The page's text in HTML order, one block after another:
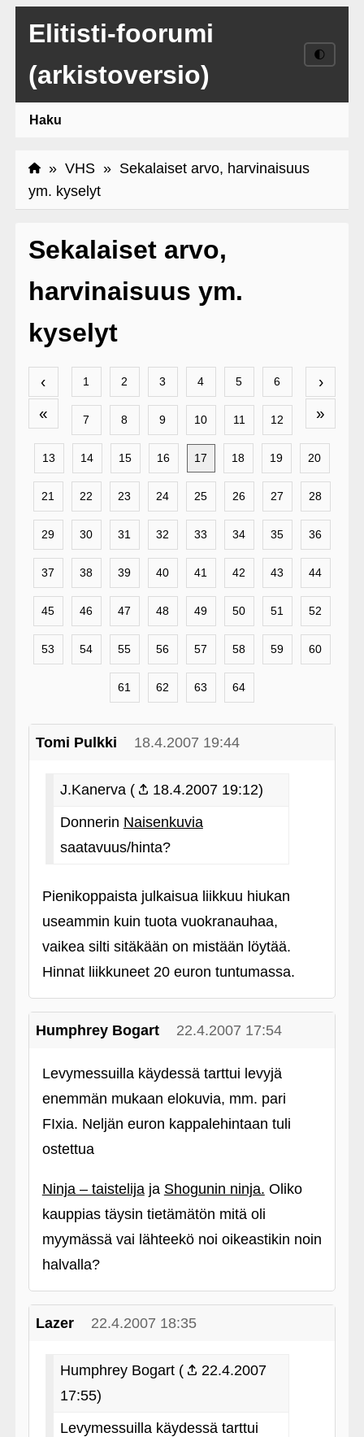
Elitisti-foorumi
(arkistoversio)
🌓
Haku
» VHS» Sekalaiset arvo, harvinaisuus
ym. kyselyt
Sekalaiset arvo,
harvinaisuus ym.
kyselyt
‹
«
›
»
1 2 3 4 5 6
7 8 9 10 11 12
13 14 15 16 17 18 19 20
21 22 23 24 25 26 27 28
29 30 31 32 33 34 35 36
37 38 39 40 41 42 43 44
45 46 47 48 49 50 51 52
53 54 55 56 57 58 59 60
61 62 63 64
Tomi Pulkki 18.4.2007 19:44
J.Kanerva (
18.4.2007 19:12)
Donnerin Naisenkuvia
saatavuus/hinta?
Pienikoppaista julkaisua liikkuu hiukan
useammin kuin tuota vuokranauhaa,
vaikea silti sitäkään on mistään löytää.
Hinnat liikkuneet 20 euron tuntumassa.
Humphrey Bogart 22.4.2007 17:54
Levymessuilla käydessä tarttui levyjä
enemmän mukaan elokuvia, mm. pari
FIxia. Neljän euron kappalehintaan tuli
ostettua
Ninja – taistelijaja Shogunin ninja. Oliko
kauppias täysin tietämätön mitä oli
myymässä vai lähteekö noi oikeastikin noin
halvalla?
Lazer 22.4.2007 18:35
Humphrey Bogart (
22.4.2007
17:55)
Levymessuilla käydessä tarttui